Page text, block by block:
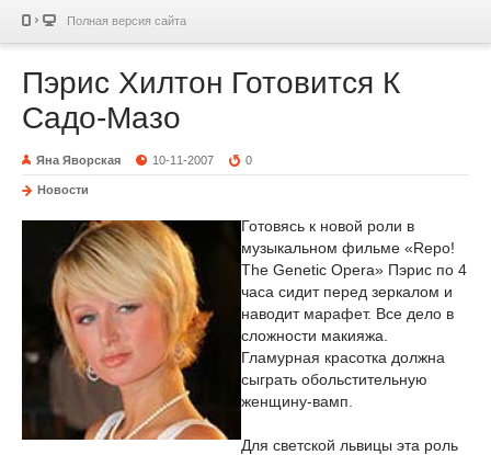
Полная версия сайта
Пэрис Хилтон Готовится К
Садо-Мазо
Яна Яворская 10-11-2007 0
Новости
Готовясь к новой роли в
музыкальном фильме «Repo!
The Genetic Opera» Пэрис по 4
часа сидит перед зеркалом и
наводит марафет. Все дело в
сложности макияжа.
Гламурная красотка должна
сыграть обольстительную
женщину-вамп.
Для светской львицы эта роль